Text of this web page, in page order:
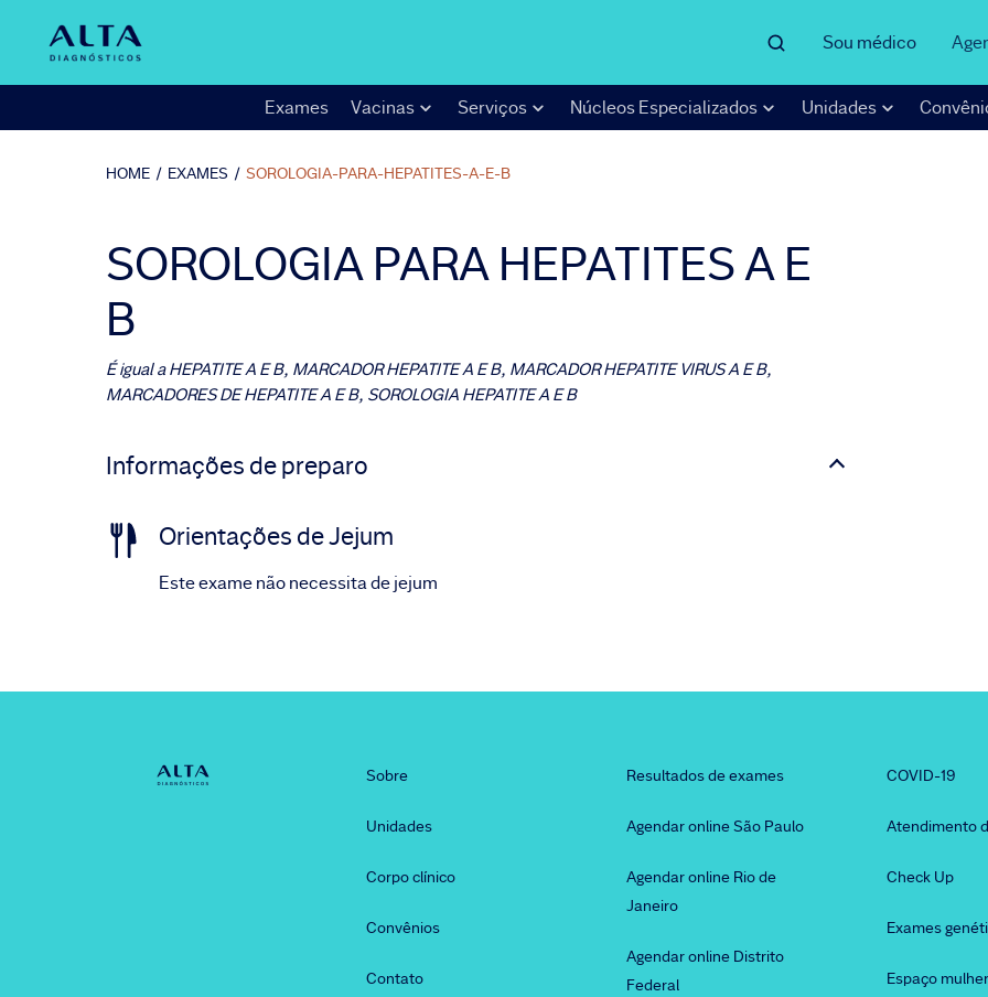
Sou médico
Exames Vacinas Serviços Núcleos Especializados Unidades
HOME / EXAMES / SOROLOGIA-PARA-HEPATITES-A-E-B
SOROLOGIA PARA HEPATITES A E
B
É igual a HEPATITE A E B, MARCADOR HEPATITE A E B, MARCADOR HEPATITE VIRUS A E B,
MARCADORES DE HEPATITE A E B, SOROLOGIA HEPATITE A E B
Informações de preparo
Orientações de Jejum
Este exame não necessita de jejum
Sobre
Unidades
Corpo clínico
Convênios
Contato
Resultados de exames
Agendar online São Paulo
Agendar online Rio de
Janeiro
Agendar online Distrito
Federal
COVID-19
Atendimento
Check Up
Exames
Espaço mulher